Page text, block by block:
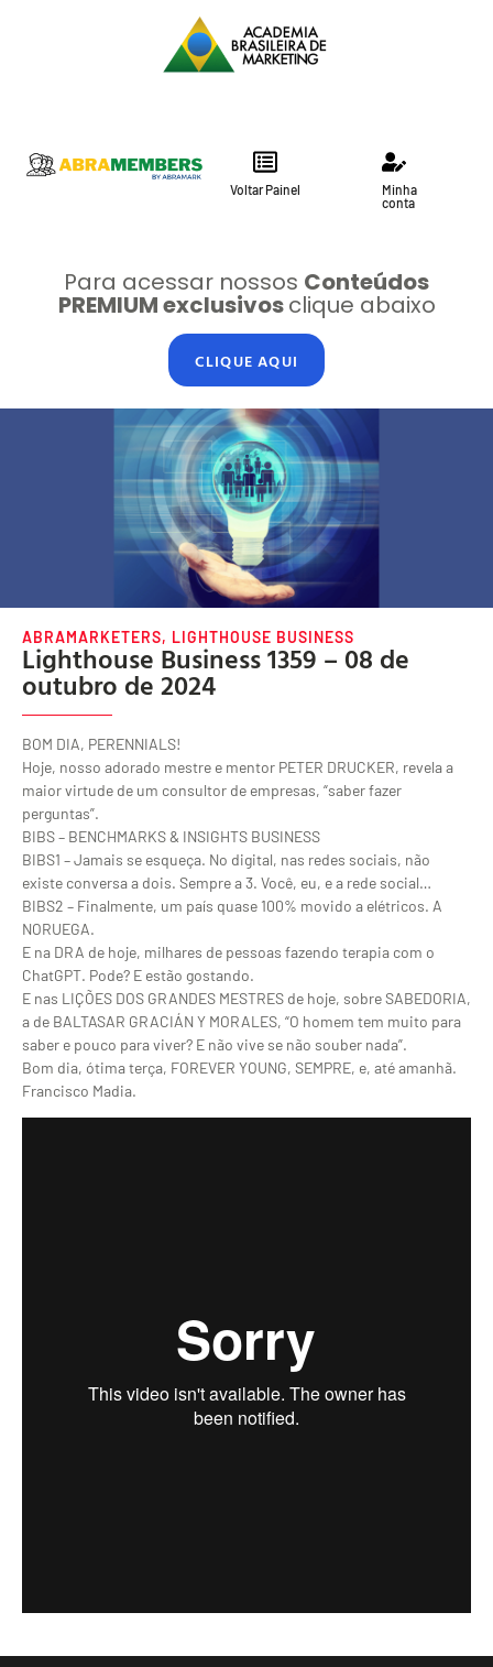
Voltar Painel
Minha
conta
Para acessar nossos Conteúdos
PREMIUM exclusivosclique abaixo
CLIQUE AQUI
ABRAMARKETERS, LIGHTHOUSE BUSINESS
Lighthouse Business 1359 – 08 de
outubro de 2024
BOM DIA, PERENNIALS!
Hoje, nosso adorado mestre e mentor PETER DRUCKER, revela a
maior virtude de um consultor de empresas, “saber fazer
perguntas”.
BIBS – BENCHMARKS & INSIGHTS BUSINESS
BIBS1 – Jamais se esqueça. No digital, nas redes sociais, não
existe conversa a dois. Sempre a 3. Você, eu, e a rede social…
BIBS2 – Finalmente, um país quase 100% movido a elétricos. A
NORUEGA.
E na DRA de hoje, milhares de pessoas fazendo terapia com o
ChatGPT. Pode? E estão gostando.
E nas LIÇÕES DOS GRANDES MESTRES de hoje, sobre SABEDORIA,
a de BALTASAR GRACIÁN Y MORALES, “O homem tem muito para
saber e pouco para viver? E não vive se não souber nada”.
Bom dia, ótima terça, FOREVER YOUNG, SEMPRE, e, até amanhã.
Francisco Madia.